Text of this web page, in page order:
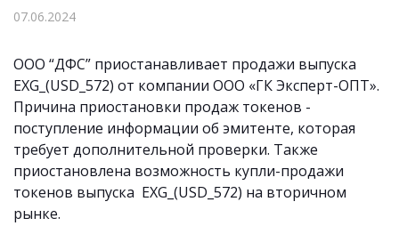
07.06.2024
ООО “ДФС” приостанавливает продажи выпуска
EXG_(USD_572) от компании ООО «ГК Эксперт-ОПТ».
Причина приостановки продаж токенов -
поступление информации об эмитенте, которая
требует дополнительной проверки. Также
приостановлена возможность купли-продажи
токенов выпуска EXG_(USD_572) на вторичном
рынке.